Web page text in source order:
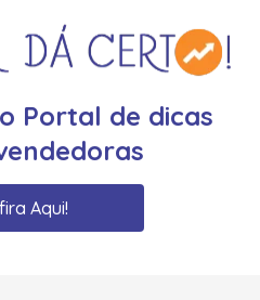
Portal de dicas
Aqui!